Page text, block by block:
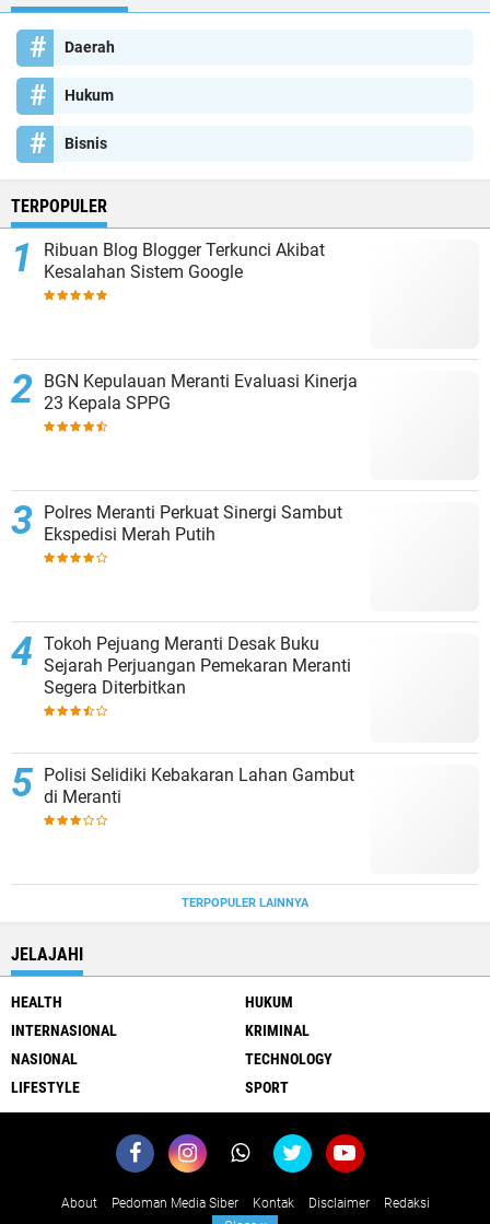
Daerah
Hukum
Bisnis
TERPOPULER
Ribuan Blog Blogger Terkunci Akibat
Kesalahan Sistem Google
BGN Kepulauan Meranti Evaluasi Kinerja
23 Kepala SPPG
Polres Meranti Perkuat Sinergi Sambut
Ekspedisi Merah Putih
Tokoh Pejuang Meranti Desak Buku
Sejarah Perjuangan Pemekaran Meranti
Segera Diterbitkan
Polisi Selidiki Kebakaran Lahan Gambut
di Meranti
TERPOPULER LAINNYA
JELAJAHI
HEALTH
HUKUM
INTERNASIONAL
KRIMINAL
NASIONAL
TECHNOLOGY
LIFESTYLE
SPORT
About Pedoman Media Siber Kontak Disclaimer
Redaksi